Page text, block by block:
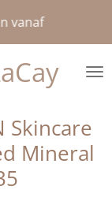
vanaf
Skincare
Mineral